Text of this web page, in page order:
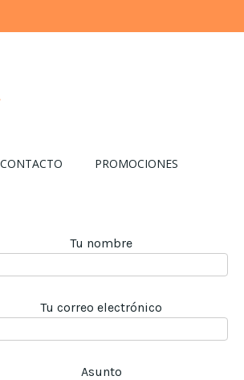
CONTACTO PROMOCIONES
Tu nombre
Tu correo electrónico
Asunto